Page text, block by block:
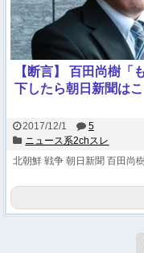
【断言】 百田尚樹「
下したら朝日新聞は
2017/12/1
5
ニュース系2chスレ
北朝鮮 戦争 朝日新聞 百田尚